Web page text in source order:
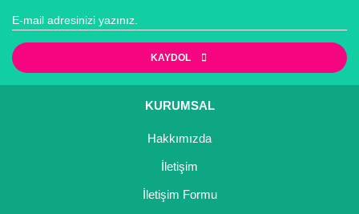
KAYDOL
KURUMSAL
Hakkımızda
İletişim
İletişim Formu